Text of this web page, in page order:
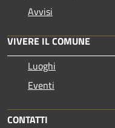
Avvisi
VIVERE IL COMUNE
Luoghi
Eventi
CONTATTI